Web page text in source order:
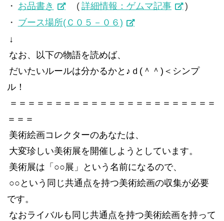
・ お品書き (詳細情報：ゲムマ記事
)
・ ブース場所(Ｃ０５－０６)
↓
なお、以下の物語を読めば、
だいたいルールは分かるかと♪ｄ(＾＾)＜シンプ
ル！
＝＝＝＝＝＝＝＝＝＝＝＝＝＝＝＝＝＝＝＝＝＝＝
＝＝＝
美術絵画コレクターのあなたは、
大変珍しい美術展を開催しようとしています。
美術展は「○○展」という名前になるので、
○○という同じ共通点を持つ美術絵画の収集が必要
です。
なおライバルも同じ共通点を持つ美術絵画を持って